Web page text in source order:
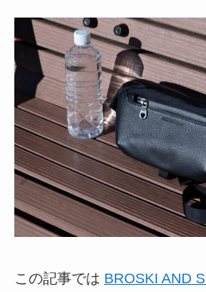
この記事では BROSKI AND